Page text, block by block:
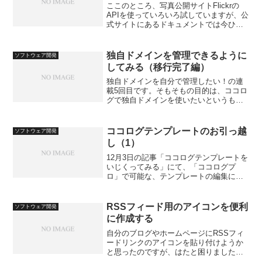
ここのところ、写真公開サイトFlickrの
APIを使っていろいろ試していますが、公
式サイトにあるドキュメントでは今ひと
ることにしました。今回は、写真の検索
を行うflic...
ソフトウェア開発
独自ドメインを管理できるように
してみる（移行完了編）
独自ドメインを自分で管理したい！の連
載5回目です。そもそもの目的は、ココロ
グで独自ドメインを使いたいというも
話なのですが、すでに独自ドメイン
naosan.jpを持ってい...
ソフトウェア開発
ココログテンプレートのお引っ越
し（1）
12月3日の記事「ココログテンプレートを
いじくってみる」にて、「ココログプ
ロ」で可能な、テンプレートの編集につ
ている人もいるかも知れませんが（時間
が経ってこの記事を読む...
ソフトウェア開発
RSSフィード用のアイコンを便利
に作成する
自分のブログやホームページにRSSフィ
ードリンクのアイコンを貼り付けようか
と思ったのですが、はたと困りました。